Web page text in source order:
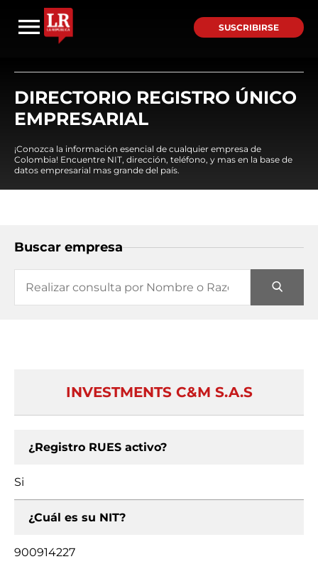
SUSCRIBIRSE
DIRECTORIO REGISTRO ÚNICO
EMPRESARIAL
¡Conozca la información esencial de cualquier empresa de
Colombia! Encuentre NIT, dirección, teléfono, y mas en la base de
datos empresarial mas grande del país.
Buscar empresa
INVESTMENTS C&M S.A.S
¿Registro RUES activo?
Si
¿Cuál es su NIT?
900914227